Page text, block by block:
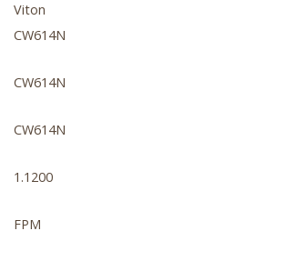
Viton
CW614N
CW614N
CW614N
1.1200
FPM